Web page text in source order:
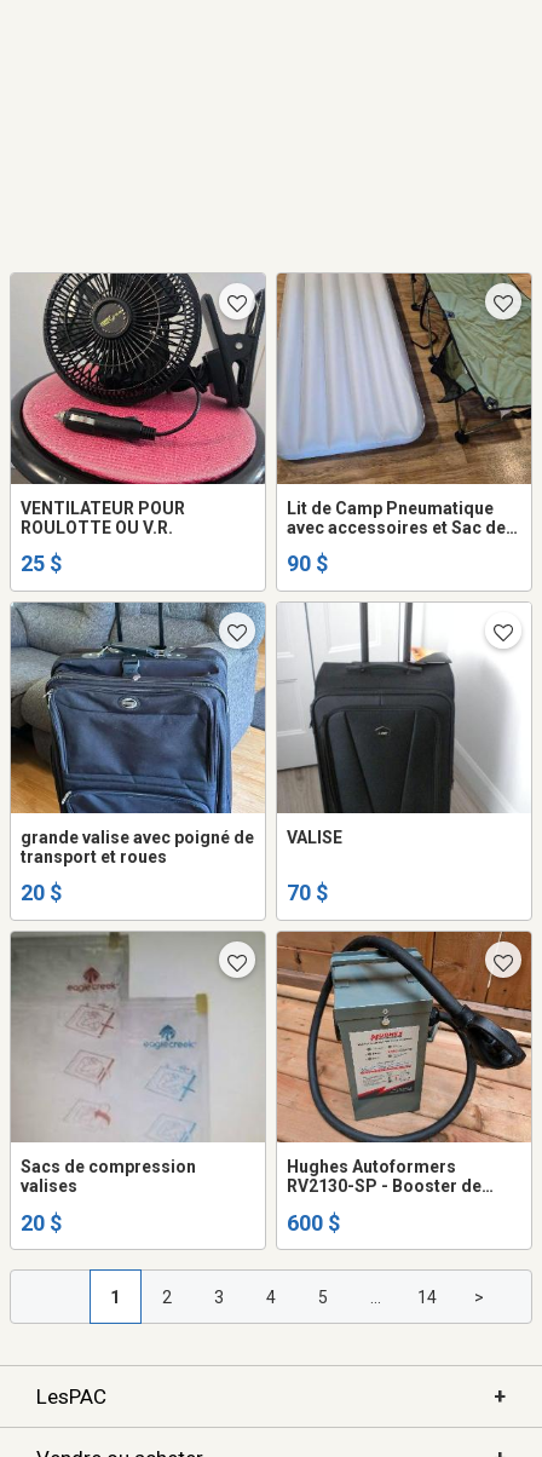
VENTILATEUR POUR
ROULOTTE OU V.R.
25 $
Lit de Camp Pneumatique
avec accessoires et Sac de
90 $
grande valise avec poigné de
transport et roues
20 $
VALISE
70 $
Sacs de compression
valises
20 $
Hughes Autoformers
RV2130-SP - Booster de
600 $
1 2 3 4 5 14 >
LesPAC +